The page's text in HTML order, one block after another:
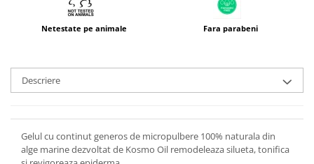
Netestate pe animale Fara parabeni
Descriere
Gelul cu continut generos de micropulbere 100% naturala din
alge marine dezvoltat de Kosmo Oil remodeleaza silueta, tonifica